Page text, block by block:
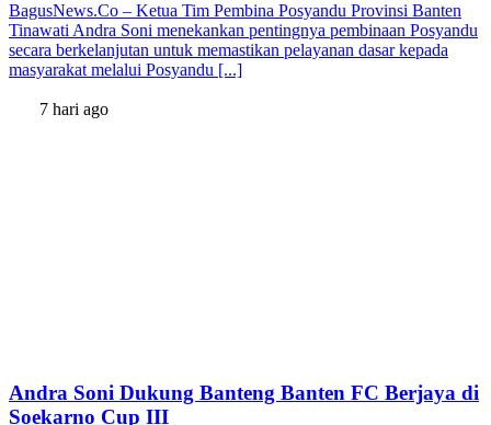
BagusNews.Co – Ketua Tim Pembina Posyandu Provinsi Banten
Tinawati Andra Soni menekankan pentingnya pembinaan Posyandu
secara berkelanjutan untuk memastikan pelayanan dasar kepada
masyarakat melalui Posyandu [...]
7 hari ago
Andra Soni Dukung Banteng Banten FC Berjaya di
Soekarno Cup III